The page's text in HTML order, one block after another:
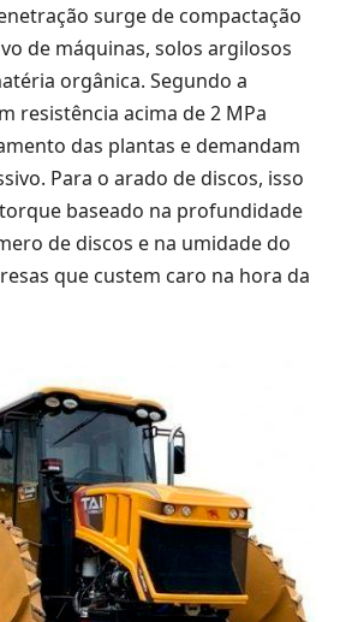
surge de compactação
de máquinas, solos argilosos
orgânica. Segundo a
resistência acima de 2 MPa
das plantas e demandam
Para o arado de discos, isso
baseado na profundidade
de discos e na umidade do
que custem caro na hora da